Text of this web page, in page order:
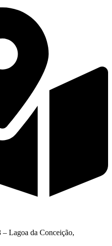
Lagoa da Conceição,